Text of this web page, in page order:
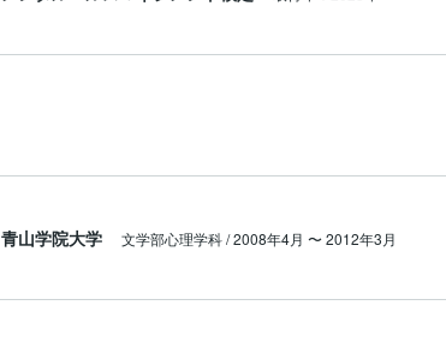
青山学院大学 文学部心理学科 / 2008年4月 〜 2012年3月